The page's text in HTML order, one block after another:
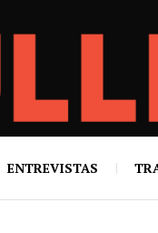
ENTREVISTAS